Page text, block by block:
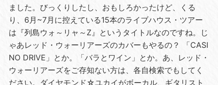
ました。びっくりしたし、おもしろかったけど、くる
り、6月~7月に控えている15本のライブハウス・ツアー
は『列島ウォ～リャ～Z』というタイトルなのですね。じ
ゃあレッド・ウォーリアーズのカバーもやるの？ 「CASI
NO DRIVE」とか。「バラとワイン」とか。あ、レッド・
ウォーリアーズをご存知ない方は、各自検索でもしてく
ださい。ダイヤモンド☆ユカイがボーカル、ギタリスト